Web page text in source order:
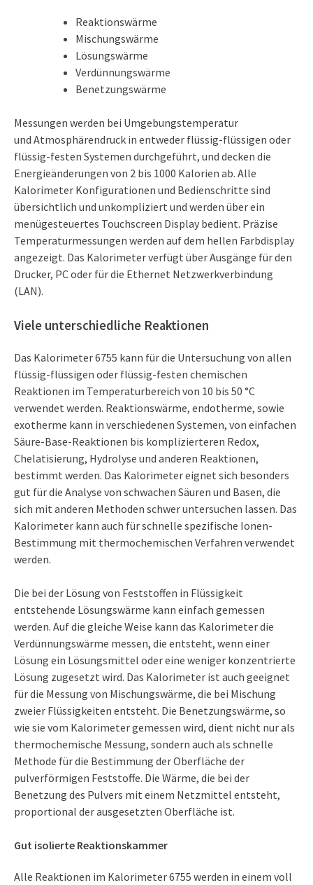
Reaktionswärme
Mischungswärme
Lösungswärme
Verdünnungswärme
Benetzungswärme
Messungen werden bei Umgebungstemperatur
und Atmosphärendruck in entweder flüssig-flüssigen oder
flüssig-festen Systemen durchgeführt, und decken die
Energieänderungen von 2 bis 1000 Kalorien ab. Alle
Kalorimeter Konfigurationen und Bedienschritte sind
übersichtlich und unkompliziert und werden über ein
menügesteuertes Touchscreen Display bedient. Präzise
Temperaturmessungen werden auf dem hellen Farbdisplay
angezeigt. Das Kalorimeter verfügt über Ausgänge für den
Drucker, PC oder für die Ethernet Netzwerkverbindung
(LAN).
Viele unterschiedliche Reaktionen
Das Kalorimeter 6755 kann für die Untersuchung von allen
flüssig-flüssigen oder flüssig-festen chemischen
Reaktionen im Temperaturbereich von 10 bis 50 °C
verwendet werden. Reaktionswärme, endotherme, sowie
exotherme kann in verschiedenen Systemen, von einfachen
Säure-Base-Reaktionen bis komplizierteren Redox,
Chelatisierung, Hydrolyse und anderen Reaktionen,
bestimmt werden. Das Kalorimeter eignet sich besonders
gut für die Analyse von schwachen Säuren und Basen, die
sich mit anderen Methoden schwer untersuchen lassen. Das
Kalorimeter kann auch für schnelle spezifische Ionen-
Bestimmung mit thermochemischen Verfahren verwendet
werden.
Die bei der Lösung von Feststoffen in Flüssigkeit
entstehende Lösungswärme kann einfach gemessen
werden. Auf die gleiche Weise kann das Kalorimeter die
Verdünnungswärme messen, die entsteht, wenn einer
Lösung ein Lösungsmittel oder eine weniger konzentrierte
Lösung zugesetzt wird. Das Kalorimeter ist auch geeignet
für die Messung von Mischungswärme, die bei Mischung
zweier Flüssigkeiten entsteht. Die Benetzungswärme, so
wie sie vom Kalorimeter gemessen wird, dient nicht nur als
thermochemische Messung, sondern auch als schnelle
Methode für die Bestimmung der Oberfläche der
pulverförmigen Feststoffe. Die Wärme, die bei der
Benetzung des Pulvers mit einem Netzmittel entsteht,
proportional der ausgesetzten Oberfläche ist.
Gut isolierte Reaktionskammer
Alle Reaktionen im Kalorimeter 6755 werden in einem voll